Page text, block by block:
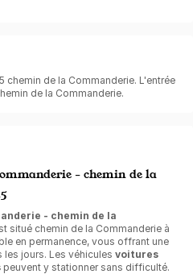
chemin de la Commanderie. L'entrée
de la Commanderie.
- chemin de la
- chemin de la
situé chemin de la Commanderie à
en permanence, vous offrant une
les jours. Les véhicules voitures
peuvent y stationner sans difficulté.